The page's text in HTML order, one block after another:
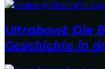
Ultrabowl: Die
Geschichte in